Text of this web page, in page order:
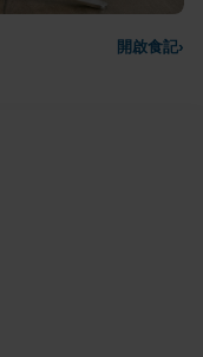
開啟食記›